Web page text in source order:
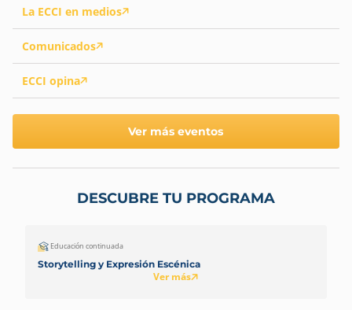
La ECCI en medios
Comunicados
ECCI opina
Ver más eventos
DESCUBRE TU PROGRAMA
Educación continuada
Storytelling y Expresión Escénica
Ver más